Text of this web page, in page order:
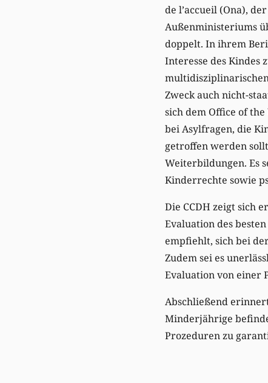
de l’accueil (Ona),
Außenministeriums
doppelt. In ihrem
Interesse des Kindes
Zweck auch nicht-
sich dem Office of
bei Asylfragen, die
getroffen werden
Weiterbildungen. Es
Kinderrechte sowie
Die CCDH zeigt sich
Evaluation des
empfiehlt, sich bei
Zudem sei es
Evaluation von einer
Abschließend
Minderjährige
Prozeduren zu